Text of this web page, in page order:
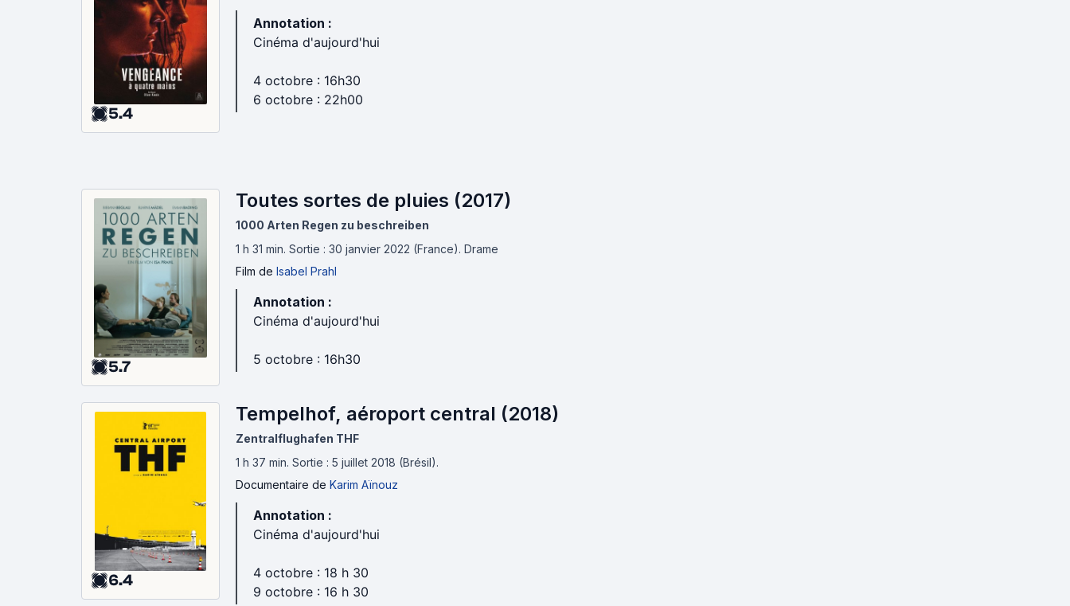
5.4
Annotation :
Cinéma d'aujourd'hui
4 octobre : 16h30
6 octobre : 22h00
5.7
Toutes sortes de pluies (2017)
1000 Arten Regen zu beschreiben
1 h 31 min. Sortie : 30 janvier 2022 (France). Drame
Film de Isabel Prahl
Annotation :
Cinéma d'aujourd'hui
5 octobre : 16h30
6.4
Tempelhof, aéroport central (2018)
Zentralflughafen THF
1 h 37 min. Sortie : 5 juillet 2018 (Brésil).
Documentaire de Karim Aïnouz
Annotation :
Cinéma d'aujourd'hui
4 octobre : 18 h 30
9 octobre : 16 h 30